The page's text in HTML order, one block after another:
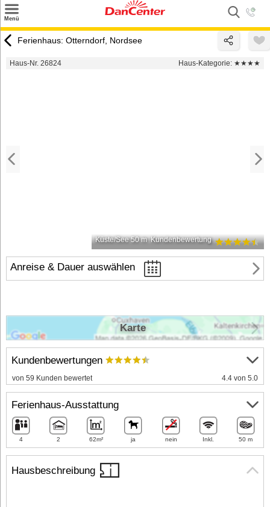
Menü
Urlaubsziele
Ferienhaus: Otterndorf, Nordsee
Haus-Nr. 26824 Haus-Kategorie: ★★★★
Küste/See 50 m Kundenbewertung
Anreise & Dauer auswählen
Hausbeschreibung
Kundenbewertungen
von 59 Kunden bewertet 4.4 von 5.0
Ferienhaus-Ausstattung
4 2 62m² ja nein Inkl. 50 m
Karte